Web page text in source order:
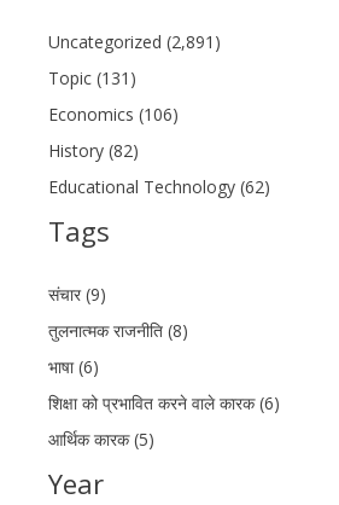
Uncategorized (2,891)
Topic (131)
Economics (106)
History (82)
Educational Technology (62)
Tags
संचार (9)
तुलनात्मक राजनीति (8)
भाषा (6)
शिक्षा को प्रभावित करने वाले कारक (6)
आर्थिक कारक (5)
Year